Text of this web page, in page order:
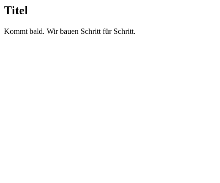
Titel
Kommt bald. Wir bauen Schritt für Schritt.